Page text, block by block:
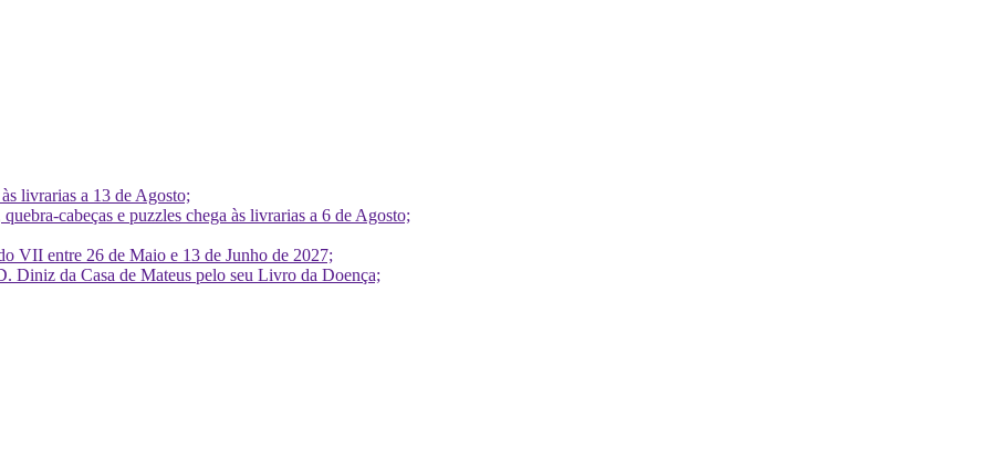
livrarias a 13 de Agosto;
cabeças e puzzles chega às livrarias a 6 de Agosto;
VII entre 26 de Maio e 13 de Junho de 2027;
Diniz da Casa de Mateus pelo seu Livro da Doença;